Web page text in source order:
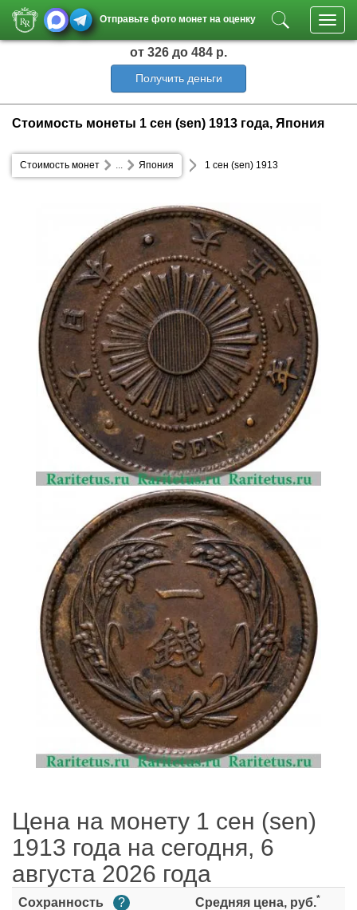
Отправьте фото монет на оценку
от 326 до 484 р.
Получить деньги
Стоимость монеты 1 сен (sen) 1913 года, Япония
Стоимость монет Япония
... 1 сен (sen) 1913
Цена на монету 1 сен (sen)
1913 года на сегодня, 6
августа 2026 года
Сохранность ? Средняя цена, руб.*